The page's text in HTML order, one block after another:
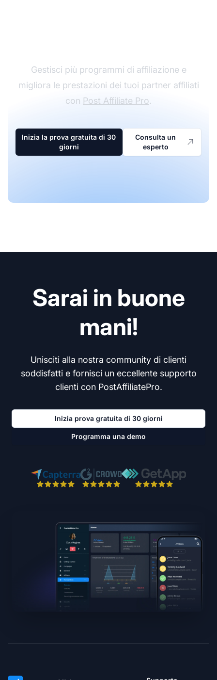
Gestisci più programmi di affiliazione e
migliora le prestazioni dei tuoi partner affiliati
con Post Affiliate Pro.
Inizia la prova gratuita di 30
giorni
Consulta un
esperto
Sarai in buone
mani!
Unisciti alla nostra community di clienti
soddisfatti e fornisci un eccellente supporto
clienti con PostAffiliatePro.
Inizia prova gratuita di 30 giorni
Programma una demo